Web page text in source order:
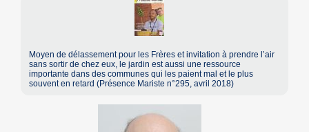
Moyen de délassement pour les Frères et invitation à prendre l’air
sans sortir de chez eux, le jardin est aussi une ressource
importante dans des communes qui les paient mal et le plus
souvent en retard (Présence Mariste n°295, avril 2018)